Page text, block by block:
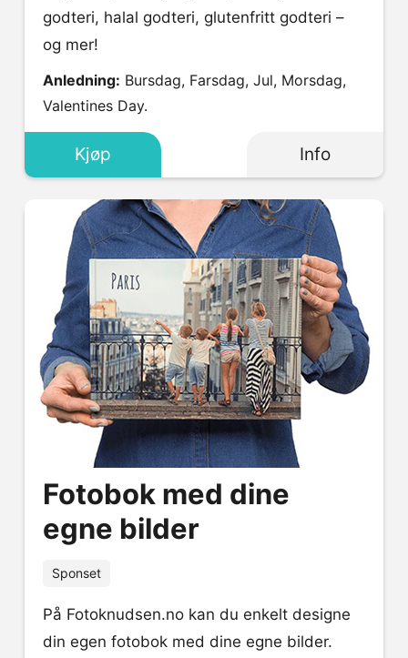
godteri, halal godteri, glutenfritt godteri –
og mer!
Anledning: Bursdag, Farsdag, Jul, Morsdag,
Valentines Day.
Info
Kjøp
Fotobok med dine
egne bilder
Sponset
På Fotoknudsen.no kan du enkelt designe
din egen fotobok med dine egne bilder.